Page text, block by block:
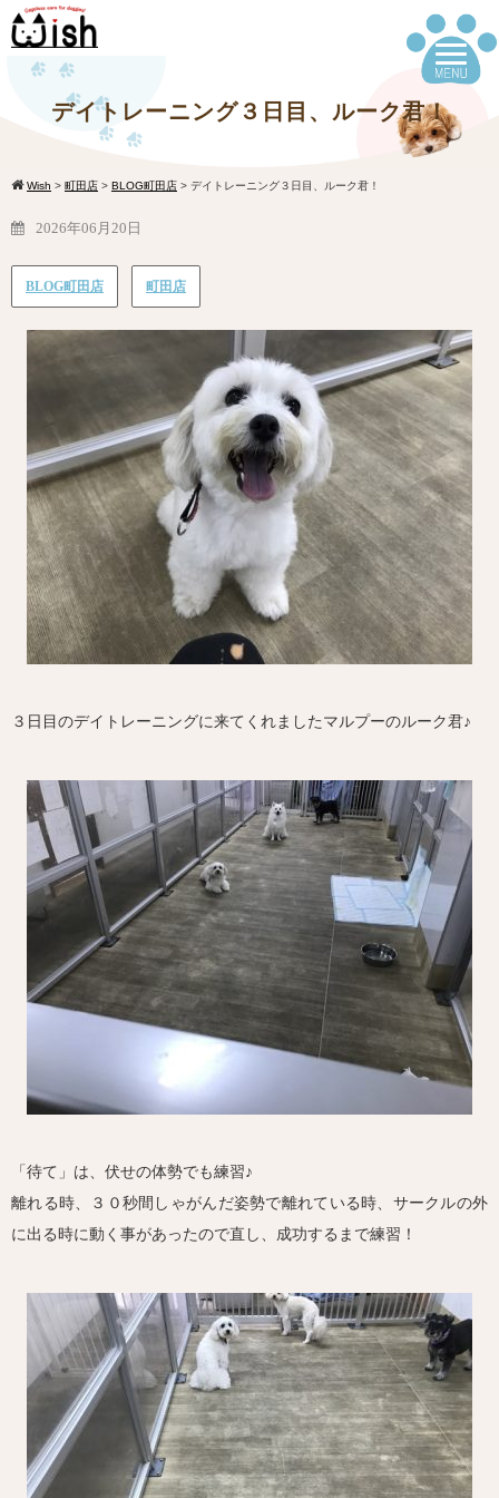
デイトレーニング３日目、ルーク君！
Wish > 町田店 > BLOG町田店 > デイトレーニング３日目、ルーク君！
2026年06月20日
BLOG町田店 町田店
３日目のデイトレーニングに来てくれましたマルプーのルーク君♪
「待て」は、伏せの体勢でも練習♪
離れる時、３０秒間しゃがんだ姿勢で離れている時、サークルの外
に出る時に動く事があったので直し、成功するまで練習！